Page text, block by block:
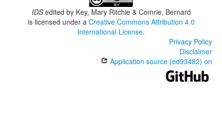
IDSedited by Key, Mary Ritchie & Comrie, Bernard
is licensed under a Creative Commons Attribution 4.0
International License.
Privacy Policy
Disclaimer
Application source (ed93482) on